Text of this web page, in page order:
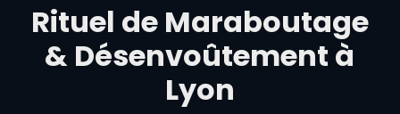
Rituel de Maraboutage
& Désenvoûtement à
Lyon